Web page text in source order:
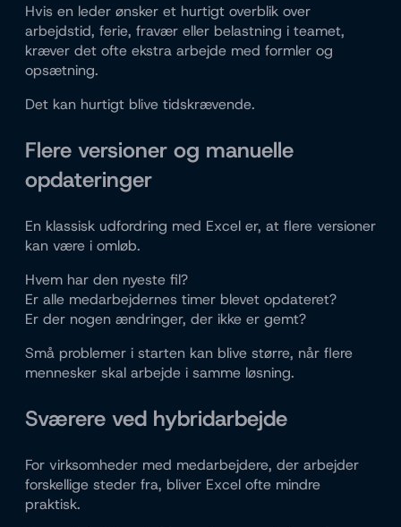
Hvis en leder ønsker et hurtigt overblik over
arbejdstid, ferie, fravær eller belastning i teamet,
kræver det ofte ekstra arbejde med formler og
opsætning.
Det kan hurtigt blive tidskrævende.
Flere versioner og manuelle
opdateringer
En klassisk udfordring med Excel er, at flere versioner
kan være i omløb.
Hvem har den nyeste fil?
Er alle medarbejdernes timer blevet opdateret?
Er der nogen ændringer, der ikke er gemt?
Små problemer i starten kan blive større, når flere
mennesker skal arbejde i samme løsning.
Sværere ved hybridarbejde
For virksomheder med medarbejdere, der arbejder
forskellige steder fra, bliver Excel ofte mindre
praktisk.